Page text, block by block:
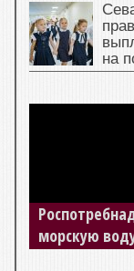
на
морскую